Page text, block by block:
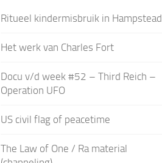
Ritueel kindermisbruik in Hampstead
Het werk van Charles Fort
Docu v/d week #52 – Third Reich –
Operation UFO
US civil flag of peacetime
The Law of One / Ra material